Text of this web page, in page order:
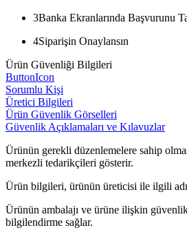
3Banka Ekranlarında Başvurunu
4Siparişin Onaylansın
Ürün Güvenliği Bilgileri
ButtonIcon
Sorumlu Kişi
Üretici Bilgileri
Ürün Güvenlik Görselleri
Güvenlik Açıklamaları ve Kılavuzlar
Ürünün gerekli düzenlemelere sahip
merkezli tedarikçileri gösterir.
Ürün bilgileri, ürünün üreticisi ile ilgili
Ürünün ambalajı ve ürüne ilişkin güvenlik
bilgilendirme sağlar.